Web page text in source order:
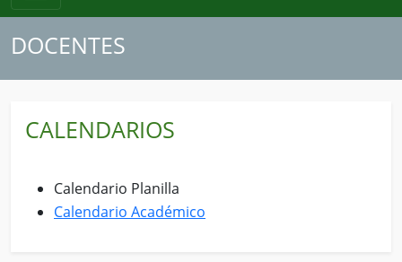
DOCENTES
CALENDARIOS
Calendario Planilla
Calendario Académico